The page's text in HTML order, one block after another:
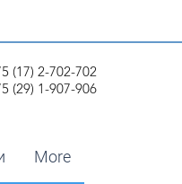
(17) 2-702-702
(29) 1-907-906
More